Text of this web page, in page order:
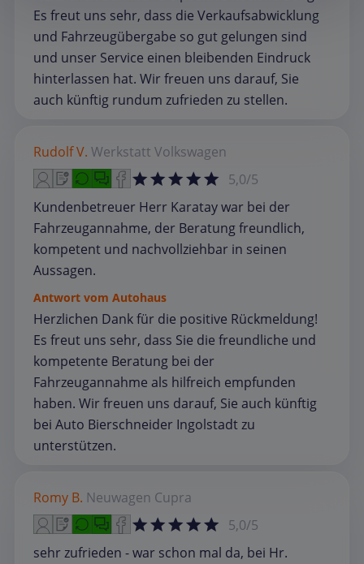
Es freut uns sehr, dass die Verkaufsabwicklung
und Fahrzeugübergabe so gut gelungen sind
und unser Service einen bleibenden Eindruck
hinterlassen hat. Wir freuen uns darauf, Sie
auch künftig rundum zufrieden zu stellen.
Rudolf V. Werkstatt Volkswagen
5,0/5
Kundenbetreuer Herr Karatay war bei der
Fahrzeugannahme, der Beratung freundlich,
kompetent und nachvollziehbar in seinen
Aussagen.
Antwort vom Autohaus
Herzlichen Dank für die positive Rückmeldung!
Es freut uns sehr, dass Sie die freundliche und
kompetente Beratung bei der
Fahrzeugannahme als hilfreich empfunden
haben. Wir freuen uns darauf, Sie auch künftig
bei Auto Bierschneider Ingolstadt zu
unterstützen.
Romy B. Neuwagen Cupra
5,0/5
sehr zufrieden - war schon mal da, bei Hr.